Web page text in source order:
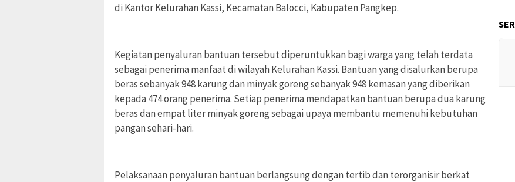
di Kantor Kelurahan Kassi, Kecamatan Balocci, Kabupaten Pangkep.
Kegiatan penyaluran bantuan tersebut diperuntukkan bagi warga yang telah terdata
sebagai penerima manfaat di wilayah Kelurahan Kassi. Bantuan yang disalurkan berupa
beras sebanyak 948 karung dan minyak goreng sebanyak 948 kemasan yang diberikan
kepada 474 orang penerima. Setiap penerima mendapatkan bantuan berupa dua karung
beras dan empat liter minyak goreng sebagai upaya membantu memenuhi kebutuhan
pangan sehari-hari.
Pelaksanaan penyaluran bantuan berlangsung dengan tertib dan terorganisir berkat